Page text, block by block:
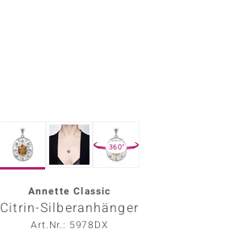
360°
Annette Classic
Citrin-Silberanhänger
Art.Nr.: 5978DX